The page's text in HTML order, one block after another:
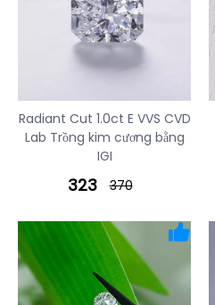
Radiant Cut 1.0ct E VVS CVD
Lab Trồng kim cương bằng
IGI
323 370